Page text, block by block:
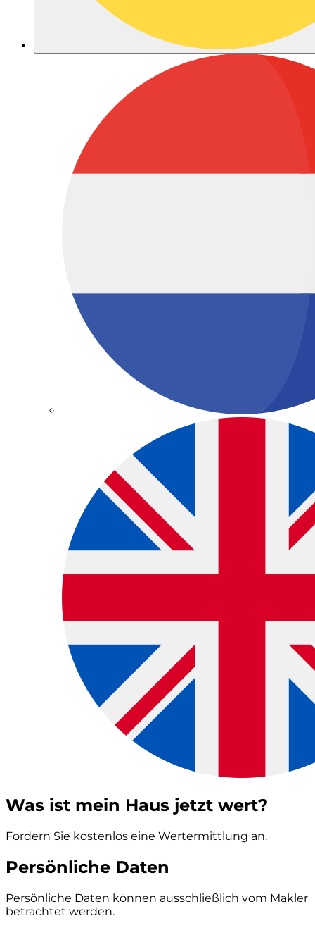
Was ist mein Haus jetzt wert?
Fordern Sie kostenlos eine Wertermittlung an.
Persönliche Daten
Persönliche Daten können ausschließlich vom Makler
betrachtet werden.